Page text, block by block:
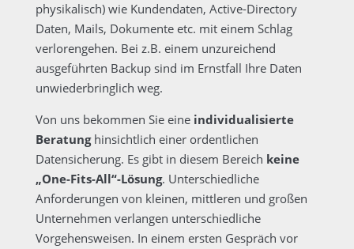
physikalisch) wie Kundendaten, Active-Directory
Daten, Mails, Dokumente etc. mit einem Schlag
verlorengehen. Bei z.B. einem unzureichend
ausgeführten Backup sind im Ernstfall Ihre Daten
unwiederbringlich weg.
Von uns bekommen Sie eine individualisierte
Beratunghinsichtlich einer ordentlichen
Datensicherung. Es gibt in diesem Bereich keine
„One-Fits-All“-Lösung. Unterschiedliche
Anforderungen von kleinen, mittleren und großen
Unternehmen verlangen unterschiedliche
Vorgehensweisen. In einem ersten Gespräch vor